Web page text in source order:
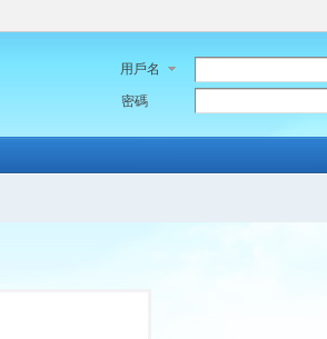
用戶名
密碼